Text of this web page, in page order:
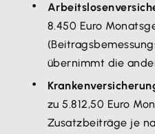
8.450 Euro
übernimmt die
zu 5.812,50 Euro
Zusatzbeiträge je